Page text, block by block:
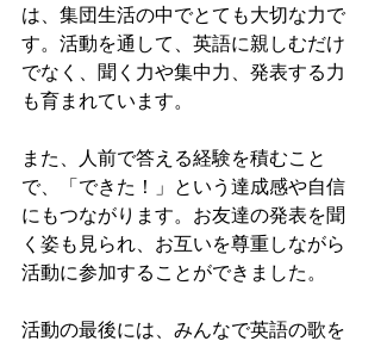
は、集団生活の中でとても大切な力で
す。活動を通して、英語に親しむだけ
でなく、聞く力や集中力、発表する力
も育まれています。
また、人前で答える経験を積むこと
で、「できた！」という達成感や自信
にもつながります。お友達の発表を聞
く姿も見られ、お互いを尊重しながら
活動に参加することができました。
活動の最後には、みんなで英語の歌を